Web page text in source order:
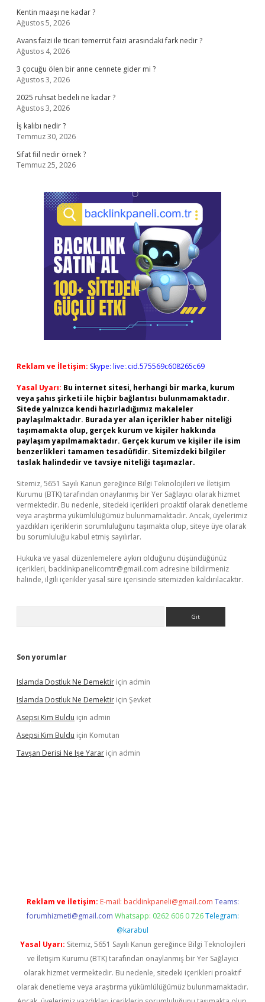
Kentin maaşı ne kadar ?
Ağustos 5, 2026
Avans faizi ile ticari temerrüt faizi arasındaki fark nedir ?
Ağustos 4, 2026
3 çocuğu ölen bir anne cennete gider mi ?
Ağustos 3, 2026
2025 ruhsat bedeli ne kadar ?
Ağustos 3, 2026
İş kalıbı nedir ?
Temmuz 30, 2026
Sifat fiil nedir örnek ?
Temmuz 25, 2026
Reklam ve İletişim: Skype: live:.cid.575569c608265c69
Yasal Uyarı: Bu internet sitesi, herhangi bir marka, kurum
veya şahıs şirketi ile hiçbir bağlantısı bulunmamaktadır.
Sitede yalnızca kendi hazırladığımız makaleler
paylaşılmaktadır. Burada yer alan içerikler haber niteliği
taşımamakta olup, gerçek kurum ve kişiler hakkında
paylaşım yapılmamaktadır. Gerçek kurum ve kişiler ile isim
benzerlikleri tamamen tesadüfidir. Sitemizdeki bilgiler
taslak halindedir ve tavsiye niteliği taşımazlar.
Sitemiz, 5651 Sayılı Kanun gereğince Bilgi Teknolojileri ve İletişim
Kurumu (BTK) tarafından onaylanmış bir Yer Sağlayıcı olarak hizmet
vermektedir. Bu nedenle, sitedeki içerikleri proaktif olarak denetleme
veya araştırma yükümlülüğümüz bulunmamaktadır. Ancak, üyelerimiz
yazdıkları içeriklerin sorumluluğunu taşımakta olup, siteye üye olarak
bu sorumluluğu kabul etmiş sayılırlar.
Hukuka ve yasal düzenlemelere aykırı olduğunu düşündüğünüz
içerikleri, backlinkpanelicomtr@gmail.com adresine bildirmeniz
halinde, ilgili içerikler yasal süre içerisinde sitemizden kaldırılacaktır.
Son yorumlar
Islamda Dostluk Ne Demektir için admin
Islamda Dostluk Ne Demektir için Şevket
Asepsi Kim Buldu için admin
Asepsi Kim Buldu için Komutan
Tavşan Derisi Ne Işe Yarar için admin
Reklam ve İletişim: E-mail: backlinkpaneli@gmail.com Teams:
forumhizmeti@gmail.com Whatsapp: 0262 606 0 726 Telegram:
@karabul
Yasal Uyarı: Sitemiz, 5651 Sayılı Kanun gereğince Bilgi Teknolojileri
ve İletişim Kurumu (BTK) tarafından onaylanmış bir Yer Sağlayıcı
olarak hizmet vermektedir. Bu nedenle, sitedeki içerikleri proaktif
olarak denetleme veya araştırma yükümlülüğümüz bulunmamaktadır.